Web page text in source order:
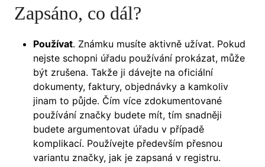
Zapsáno, co dál?
Používat. Známku musíte aktivně užívat. Pokud
nejste schopni úřadu používání prokázat, může
být zrušena. Takže ji dávejte na oficiální
dokumenty, faktury, objednávky a kamkoliv
jinam to půjde. Čím více zdokumentované
používání značky budete mít, tím snadněji
budete argumentovat úřadu v případě
komplikací. Používejte především přesnou
variantu značky, jak je zapsaná v registru.